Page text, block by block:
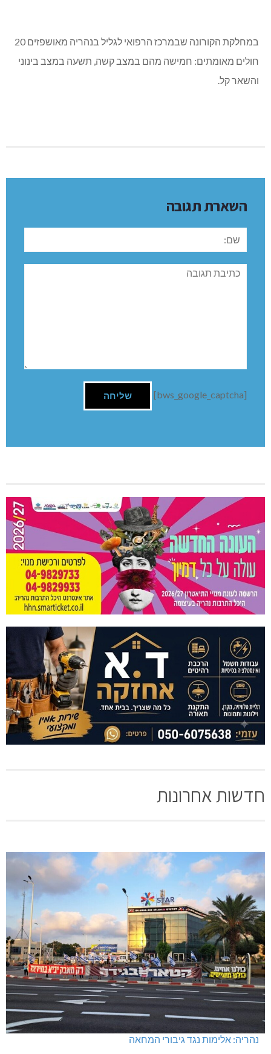
במחלקת הקורונה שבמרכז הרפואי לגליל בנהריה מאושפזים 20
חולים מאומתים: חמישה מהם במצב קשה, תשעה במצב בינוני
והשאר קל.
השארת תגובה
שם:
תגובה
[bws_google_captcha]
חדשות אחרונות
נהריה: אלימות נגד גיבורי המחאה